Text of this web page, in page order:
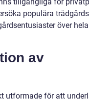
populära
över hela
av
utformade för att